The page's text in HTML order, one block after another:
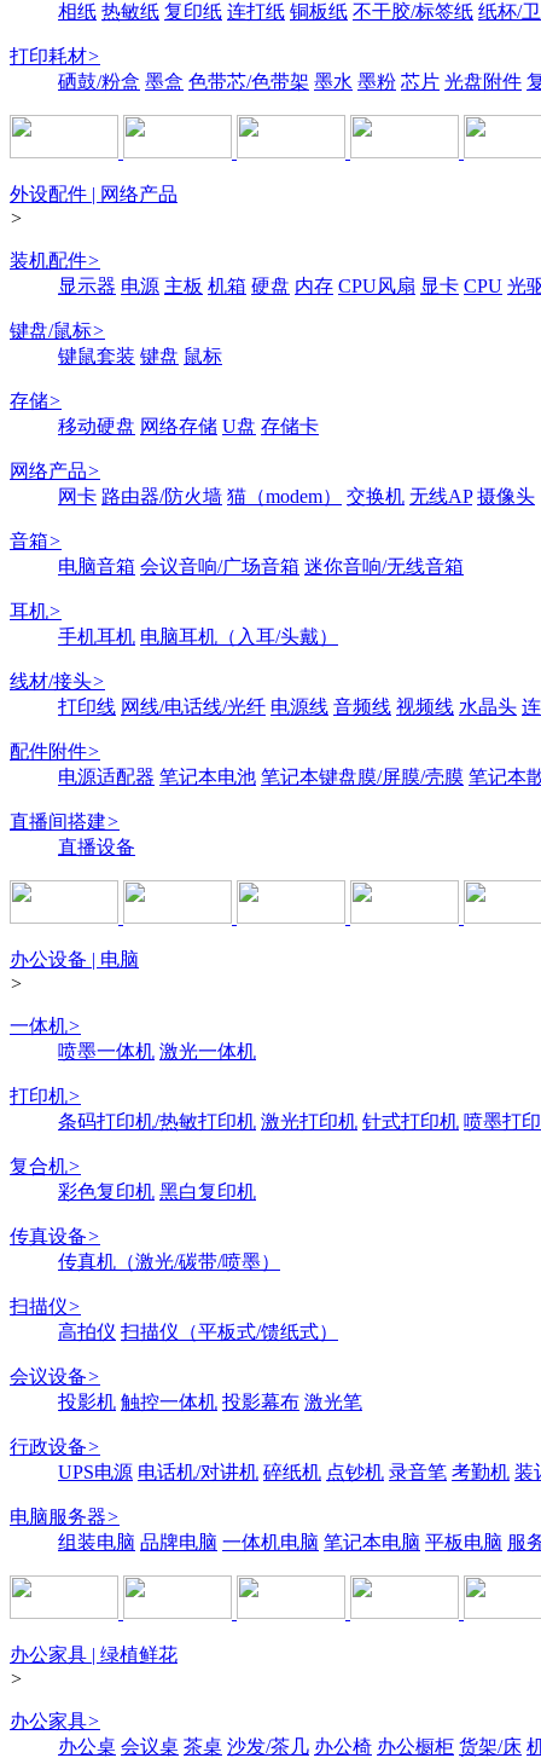
相纸 热敏纸 复印纸 连打纸 铜板纸 不干胶/标签纸 纸杯/
打印耗材>
硒鼓/粉盒 墨盒 色带芯/色带架 墨水 墨粉 芯片 光盘附件
外设配件 | 网络产品
>
装机配件>
显示器 电源 主板 机箱 硬盘 内存 CPU风扇 显卡 CPU 光
键盘/鼠标>
键鼠套装 键盘 鼠标
存储>
移动硬盘 网络存储 U盘 存储卡
网络产品>
网卡 路由器/防火墙 猫（modem） 交换机 无线AP 摄像头
音箱>
电脑音箱 会议音响/广场音箱 迷你音响/无线音箱
耳机>
手机耳机 电脑耳机（入耳/头戴）
线材/接头>
打印线 网线/电话线/光纤 电源线 音频线 视频线 水晶头
配件附件>
电源适配器 笔记本电池 笔记本键盘膜/屏膜/壳膜 笔记本
直播间搭建>
直播设备
办公设备 | 电脑
>
一体机>
喷墨一体机 激光一体机
打印机>
条码打印机/热敏打印机 激光打印机 针式打印机 喷墨打
复合机>
彩色复印机 黑白复印机
传真设备>
传真机（激光/碳带/喷墨）
扫描仪>
高拍仪 扫描仪（平板式/馈纸式）
会议设备>
投影机 触控一体机 投影幕布 激光笔
行政设备>
UPS电源 电话机/对讲机 碎纸机 点钞机 录音笔 考勤机 装
电脑服务器>
组装电脑 品牌电脑 一体机电脑 笔记本电脑 平板电脑 服
办公家具 | 绿植鲜花
>
办公家具>
办公桌 会议桌 茶桌 沙发/茶几 办公椅 办公橱柜 货架/床